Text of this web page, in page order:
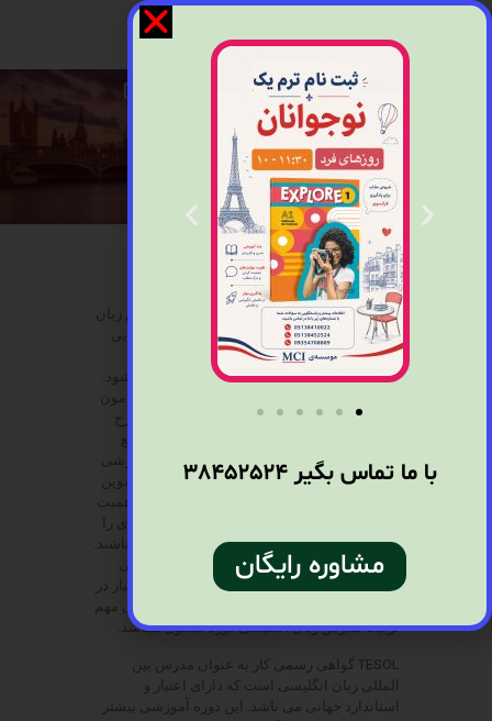
کلمه TESOL که مخفف Teaching English to
Speakers of Other Languages است. آموزش زبان
امری مهم و قابل بحث بوده و از این رو شیوه هایی
برای تدریس آن بیان شده و دوره های آموزشی
فراوانی در سراسر دنیا در این رابطه برگزار میشود.
کارشناسان با توجه به بررسی های گوناگون پیرامون
بحث آموزش با اصول آکادمیک روش هایی را طرح
کرده اند که در امر تدریس بسیار مورد توجه واقع
شده است. بنابراین تحقیقات تمامی مراکز آموزشی
سعی در تربیت مدرسانی دارند که با شیوه های نوین
م مدرن روز آشنایی کامل داشته باشند. در پی اهمیت
تدریس زبان انگلیسی مراکز آموزش زبان افرادی را
انتخاب میکنند که به تعاریف بین المللی نزدیکتر باشند.
از این رو برای سنجش این افراد دوره های جهانی
طراحی شده است که گواهی این دوره ها از اعتبار در
سطح بین الملل برخوردارند. یکی از این دور های مهم
تربیت مدرس زبان انگلیسی دوره تیسول میباشد.
TESOL گواهی رسمی کار به عنوان مدرس بین
المللی زبان انگلیسی است که دارای اعتبار و
استاندارد جهانی می باشد. این دوره آموزشی بیشتر
با ما تماس بگیر38452524
مشاوره رایگان